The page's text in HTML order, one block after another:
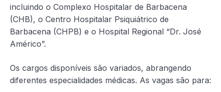
incluindo o Complexo Hospitalar de Barbacena
(CHB), o Centro Hospitalar Psiquiátrico de
Barbacena (CHPB) e o Hospital Regional “Dr. José
Américo”.
Os cargos disponíveis são variados, abrangendo
diferentes especialidades médicas. As vagas são para: